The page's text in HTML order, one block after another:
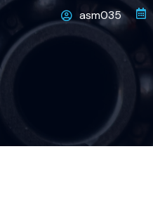
asm035